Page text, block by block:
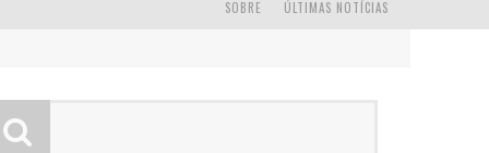
ÚLTIMAS NOTÍCIAS
SOBRE